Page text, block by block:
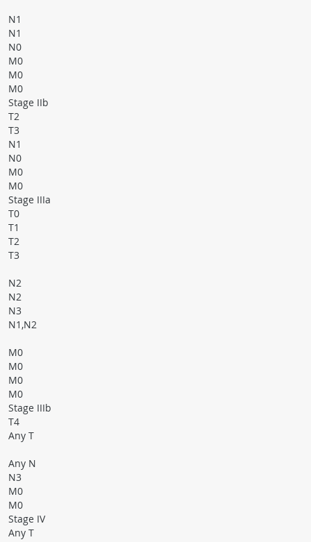
N1
N1
N0
M0
M0
M0
Stage IIb
T2
T3
N1
N0
M0
M0
Stage IIIa
T0
T1
Т2
Т3
N2
N2
N3
N1,N2
M0
M0
M0
M0
Stage IIIb
T4
Any T
Any N
N3
M0
M0
Stage IV
Any T